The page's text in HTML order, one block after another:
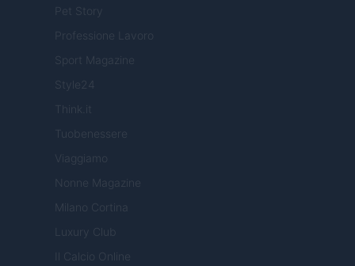
Pet Story
Professione Lavoro
Sport Magazine
Style24
Think.it
Tuobenessere
Viaggiamo
Nonne Magazine
Milano Cortina
Luxury Club
Il Calcio Online